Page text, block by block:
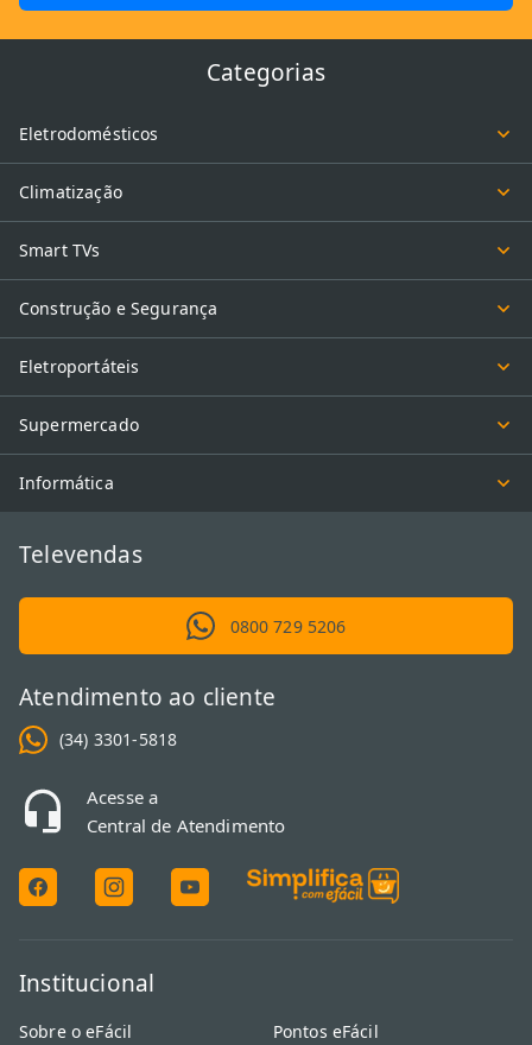
Categorias
Eletrodomésticos
Climatização
Smart TVs
Construção e Segurança
Eletroportáteis
Supermercado
Informática
Televendas
0800 729 5206
Atendimento ao cliente
(34) 3301-5818
Acesse a
Central de Atendimento
Institucional
Sobre o eFácil
Pontos eFácil